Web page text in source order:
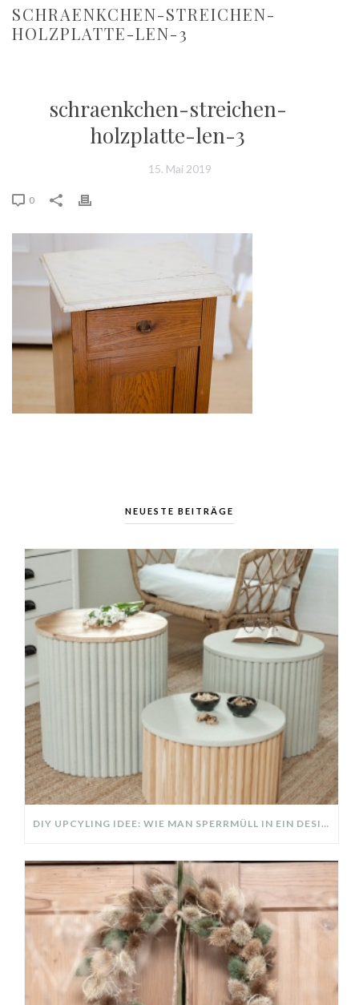
SCHRAENKCHEN-STREICHEN-
HOLZPLATTE-LEN-3
schraenkchen-streichen-
holzplatte-len-3
15. Mai 2019
0
NEUESTE BEITRÄGE
DIY UPCYLING IDEE: WIE MAN SPERRMÜLL IN EIN DESIGNER TEIL VERWANDELT